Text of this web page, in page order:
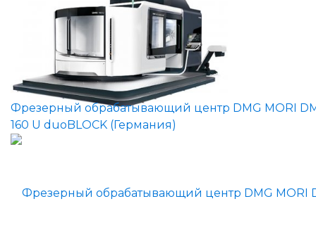
Фрезерный обрабатывающий центр DMG MORI
160 U duoBLOCK (Германия)